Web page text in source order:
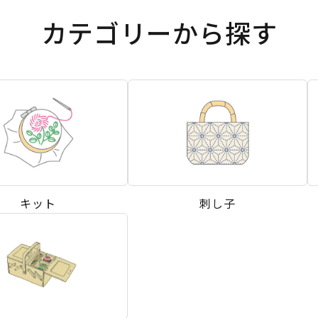
カテゴリーから探す
キット 刺し子